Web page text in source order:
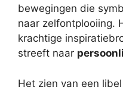
bewegingen die
naar zelfontplooiing.
krachtige
streeft naar
Het zien van een